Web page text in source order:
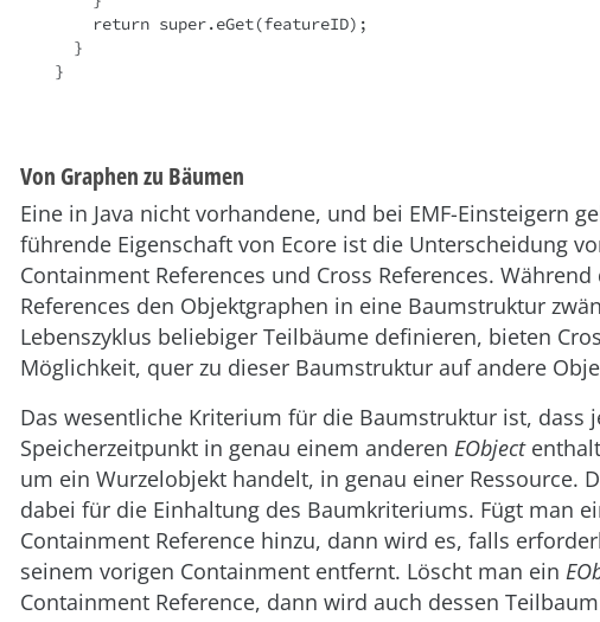
}
Von Graphen zu Bäumen
Eine in Java nicht vorhandene, und bei EMF-Einsteigern
führende Eigenschaft von Ecore ist die Unterscheidung
Containment References und Cross References.
References den Objektgraphen in eine Baumstruktur
Lebenszyklus beliebiger Teilbäume definieren, bieten
Möglichkeit, quer zu dieser Baumstruktur auf andere
Das wesentliche Kriterium für die Baumstruktur ist, dass
Speicherzeitpunkt in genau einem anderen EObject
um ein Wurzelobjekt handelt, in genau einer Ressource.
dabei für die Einhaltung des Baumkriteriums. Fügt man
Containment Reference hinzu, dann wird es, falls
seinem vorigen Containment entfernt. Löscht man ein
Containment Reference, dann wird auch dessen